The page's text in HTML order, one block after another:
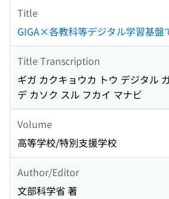
Title
GIGA×各教科等デジタル学習基盤
Title Transcription
ギガ カクキョウカ トウ デジタル
デ カソク スル フカイ マナビ
Volume
高等学校/特別支援学校
Author/Editor
文部科学省 著